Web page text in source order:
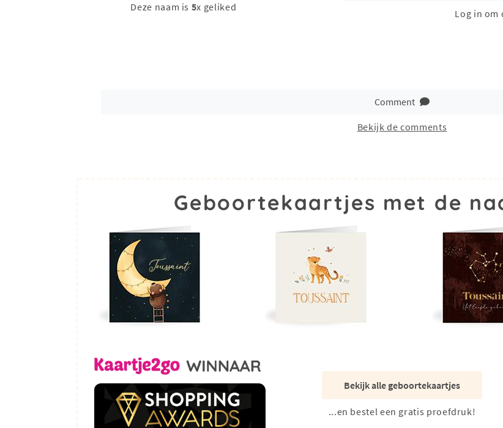
Deze naam is 5x geliked
Log in om
Comment
Bekijk de comments
Geboortekaartjes met de
Bekijk alle geboortekaartjes
...en bestel een gratis proefdruk!